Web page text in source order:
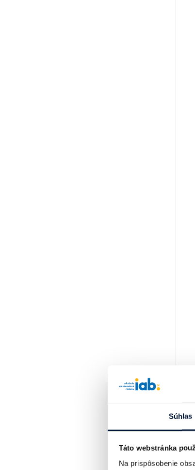
Súhlas
Táto webstránka
Na prispôsobenie